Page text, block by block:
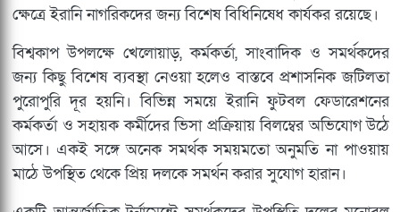
ক্ষেত্রে ইরানি নাগরিকদের জন্য বিশেষ বিধিনিষেধ কার্যকর রয়েছে।
বিশ্বকাপ উপলক্ষে খেলোয়াড়, কর্মকর্তা, সাংবাদিক ও সমর্থকদের
জন্য কিছু বিশেষ ব্যবস্থা নেওয়া হলেও বাস্তবে প্রশাসনিক জটিলতা
পুরোপুরি দূর হয়নি। বিভিন্ন সময়ে ইরানি ফুটবল ফেডারেশনের
কর্মকর্তা ও সহায়ক কর্মীদের ভিসা প্রক্রিয়ায় বিলম্বের অভিযোগ উঠে
আসে। একই সঙ্গে অনেক সমর্থক সময়মতো অনুমতি না পাওয়ায়
মাঠে উপস্থিত থেকে প্রিয় দলকে সমর্থন করার সুযোগ হারান।